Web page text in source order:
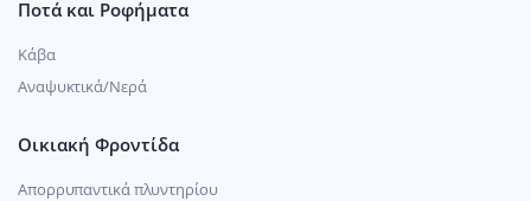
Ποτά και Ροφήματα
Κάβα
Αναψυκτικά/Νερά
Οικιακή Φροντίδα
Απορρυπαντικά πλυντηρίου